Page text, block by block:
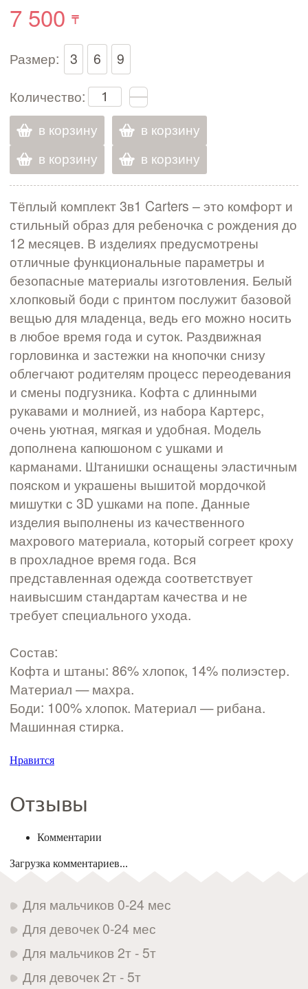
7 500
Размер: 3 6
9
Количество:
в корзину
в корзину
в корзину
в корзину
Тёплый комплект 3в1 Carters – это комфорт и
стильный образ для ребеночка с рождения до
12 месяцев. В изделиях предусмотрены
отличные функциональные параметры и
безопасные материалы изготовления. Белый
хлопковый боди с принтом послужит базовой
вещью для младенца, ведь его можно носить
в любое время года и суток. Раздвижная
горловинка и застежки на кнопочки снизу
облегчают родителям процесс переодевания
и смены подгузника. Кофта с длинными
рукавами и молнией, из набора Картерс,
очень уютная, мягкая и удобная. Модель
дополнена капюшоном с ушками и
карманами. Штанишки оснащены эластичным
пояском и украшены вышитой мордочкой
мишутки с 3D ушками на попе. Данные
изделия выполнены из качественного
махрового материала, который согреет кроху
в прохладное время года. Вся
представленная одежда соответствует
наивысшим стандартам качества и не
требует специального ухода.
Состав:
Кофта и штаны: 86% хлопок, 14% полиэстер.
Материал — махра.
Боди: 100% хлопок. Материал — рибана.
Машинная стирка.
Нравится
Отзывы
Комментарии
Загрузка комментариев...
Для мальчиков 0-24 мес
Для девочек 0-24 мес
Для мальчиков 2т - 5т
Для девочек 2т - 5т